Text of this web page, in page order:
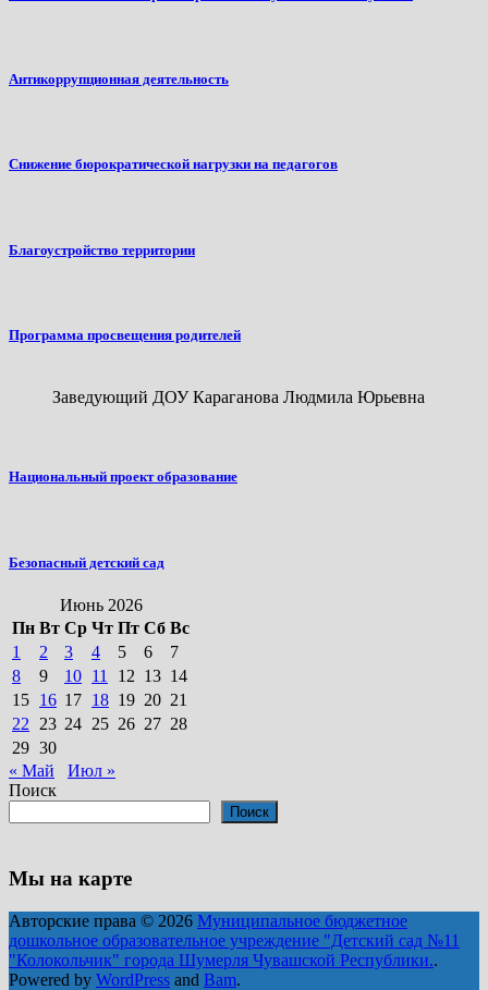
Антикоррупционная деятельность
Снижение бюрократической нагрузки на педагогов
Благоустройство территории
Программа просвещения родителей
Заведующий ДОУ Караганова Людмила Юрьевна
Национальный проект образование
Безопасный детский сад
Июнь 2026
Пн Вт Ср Чт Пт Сб Вс
1
2 3 4 5 6
7
8
9 10 11 12 13 14
15 16 17 18 19 20 21
22
23 24 25 26 27 28
29 30
« Май
Июл »
Поиск
Поиск
Мы на карте
Авторские права © 2026 Муниципальное бюджетное
дошкольное образовательное учреждение "Детский сад №11
"Колокольчик" города Шумерля Чувашской Республики..
Powered by WordPress and Bam.